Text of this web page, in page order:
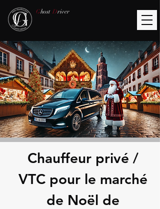
Ghost Driver
Chauffeur privé /
VTC pour le marché
de Noël de